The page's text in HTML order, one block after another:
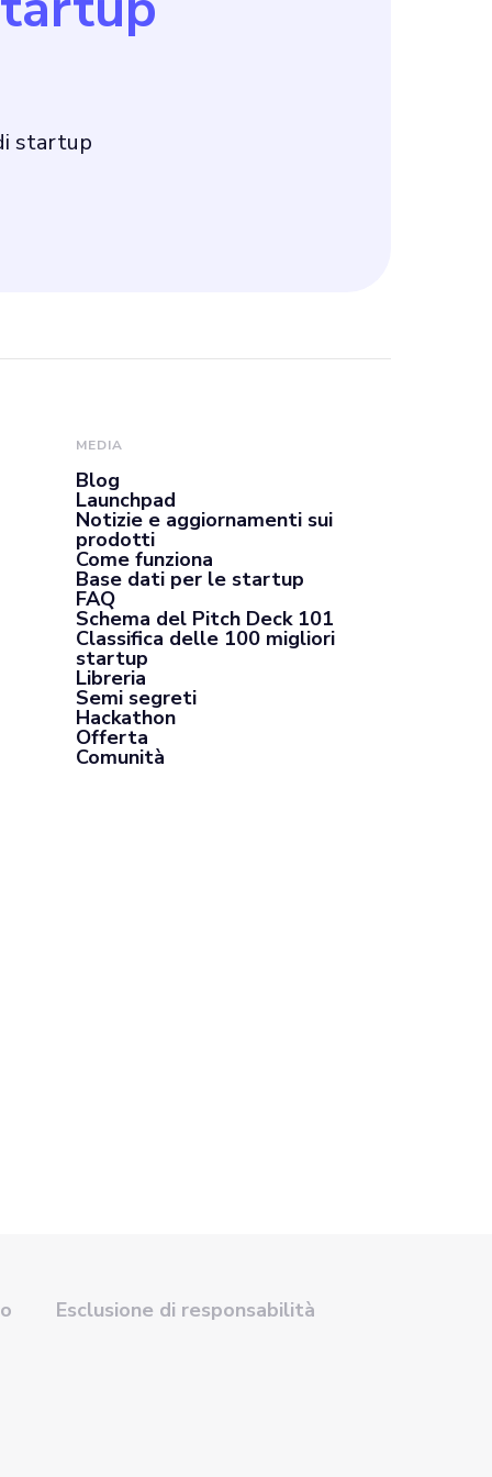
startup
MEDIA
Blog
Launchpad
Notizie e aggiornamenti sui
prodotti
Come funziona
Base dati per le startup
FAQ
Schema del Pitch Deck 101
Classifica delle 100 migliori
startup
Libreria
Semi segreti
Hackathon
Offerta
Comunità
Esclusione di responsabilità